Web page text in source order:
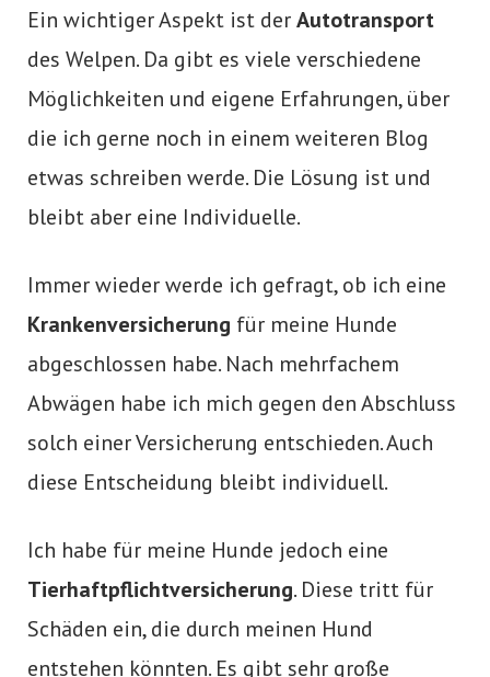
Ein wichtiger Aspekt ist derAutotransport
des Welpen. Da gibt es viele verschiedene
Möglichkeiten und eigene Erfahrungen, über
die ich gerne noch in einem weiteren Blog
etwas schreiben werde. Die Lösung ist und
bleibt aber eine Individuelle.
Immer wieder werde ich gefragt, ob ich eine
Krankenversicherung für meine Hunde
abgeschlossen habe. Nach mehrfachem
Abwägen habe ich mich gegen den Abschluss
solch einer Versicherung entschieden. Auch
diese Entscheidung bleibt individuell.
Ich habe für meine Hunde jedoch eine
Tierhaftpflichtversicherung. Diese tritt für
Schäden ein, die durch meinen Hund
entstehen könnten. Es gibt sehr große